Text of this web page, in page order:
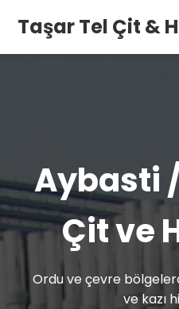
Taşar Tel Çit &
Aybasti
Çit ve
Ordu ve çevre
ve kazı